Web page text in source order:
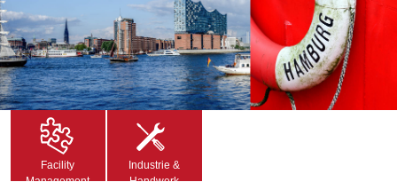
Facility
Industrie &